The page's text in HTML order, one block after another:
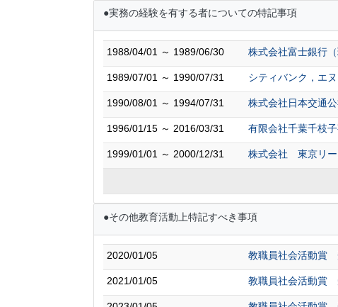
●実務の経験を有する者についての特記事項
1988/04/01 ～ 1989/06/30 株式会社富士銀行
1989/07/01 ～ 1990/07/31 シティバンク，エ
1990/08/01 ～ 1994/07/31 株式会社日本交通
1996/01/15 ～ 2016/03/31 有限会社千葉千枝
1999/01/01 ～ 2000/12/31 株式会社 東京リー
●その他教育活動上特記すべき事項
2020/01/05 教職員社会活動賞
2021/01/05 教職員社会活動賞